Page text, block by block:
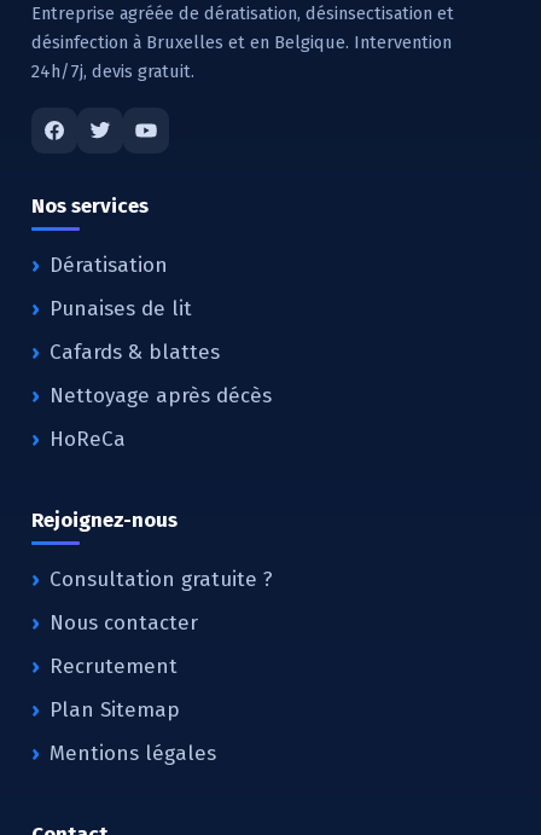
Entreprise agréée de dératisation, désinsectisation et
désinfection à Bruxelles et en Belgique. Intervention
24h/7j, devis gratuit.
Nos services
Dératisation
Punaises de lit
Cafards & blattes
Nettoyage après décès
HoReCa
Rejoignez-nous
Consultation gratuite ?
Nous contacter
Recrutement
Plan Sitemap
Mentions légales